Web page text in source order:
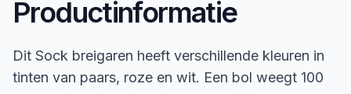
Productinformatie
Dit Sock breigaren heeft verschillende kleuren in
tinten van paars, roze en wit. Een bol weegt 100